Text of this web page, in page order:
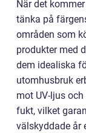
När det
tänka på
områden som
produkter med
dem idealiska
utomhusbruk
mot UV-ljus
fukt, vilket
välskyddade år